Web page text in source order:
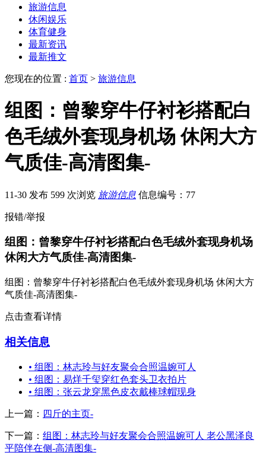
旅游信息
休闲娱乐
体育健身
最新资讯
最新推文
您现在的位置 : 首页 > 旅游信息
组图：曾黎穿牛仔衬衫搭配白
色毛绒外套现身机场 休闲大方
气质佳-高清图集-
11-30 发布 599 次浏览 旅游信息 信息编号：77
报错/举报
组图：曾黎穿牛仔衬衫搭配白色毛绒外套现身机场
休闲大方气质佳-高清图集-
组图：曾黎穿牛仔衬衫搭配白色毛绒外套现身机场 休闲大方
气质佳-高清图集-
点击查看详情
相关信息
• 组图：林志玲与好友聚会合照温婉可人
• 组图：易烊千玺穿红色套头卫衣拍片
• 组图：张云龙穿黑色皮衣戴棒球帽现身
上一篇： 四斤的主页-
下一篇： 组图：林志玲与好友聚会合照温婉可人 老公黑泽良
平陪伴在侧-高清图集-